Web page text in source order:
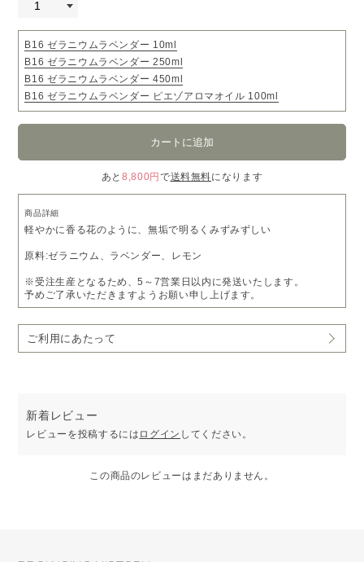
B16 ゼラニウムラベンダー 10ml
B16 ゼラニウムラベンダー 250ml
B16 ゼラニウムラベンダー 450ml
B16 ゼラニウムラベンダー ピエゾアロマオイル 100ml
あと8,800円 で送料無料になります
商品詳細
軽やかに香る花のように、無垢で明るくみずみずしい
原料:ゼラニウム、ラベンダー、レモン
※受注生産となるため、5～7営業日以内に発送いたします。
予めご了承いただきますようお願い申し上げます。
ご利用にあたって
新着レビュー
レビューを投稿するには ログイン してください。
この商品のレビューはまだありません。